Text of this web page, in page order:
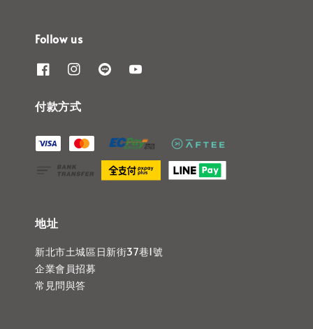
Follow us
付款方式
地址
新北市土城區日新街37巷1號
企業會員招募
常見問與答